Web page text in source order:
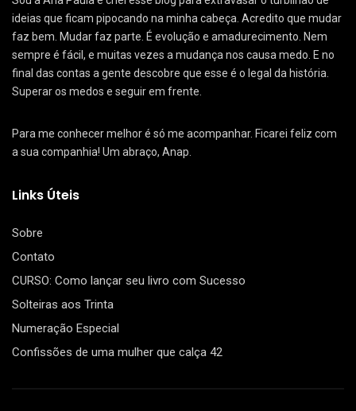
ideias que ficam pipocando na minha cabeça. Acredito que mudar
faz bem. Mudar faz parte. É evolução e amadurecimento. Nem
sempre é fácil, e muitas vezes a mudança nos causa medo. E no
final das contas a gente descobre que esse é o legal da história.
Superar os medos e seguir em frente.
Para me conhecer melhor é só me acompanhar. Ficarei feliz com
a sua companhia! Um abraço, Anap.
Links Úteis
Sobre
Contato
CURSO: Como lançar seu livro com Sucesso
Solteiras aos Trinta
Numeração Especial
Confissões de uma mulher que calça 42